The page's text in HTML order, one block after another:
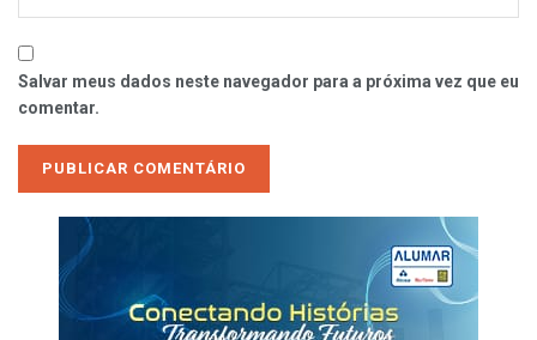
Salvar meus dados neste navegador para a próxima vez que eu
comentar.